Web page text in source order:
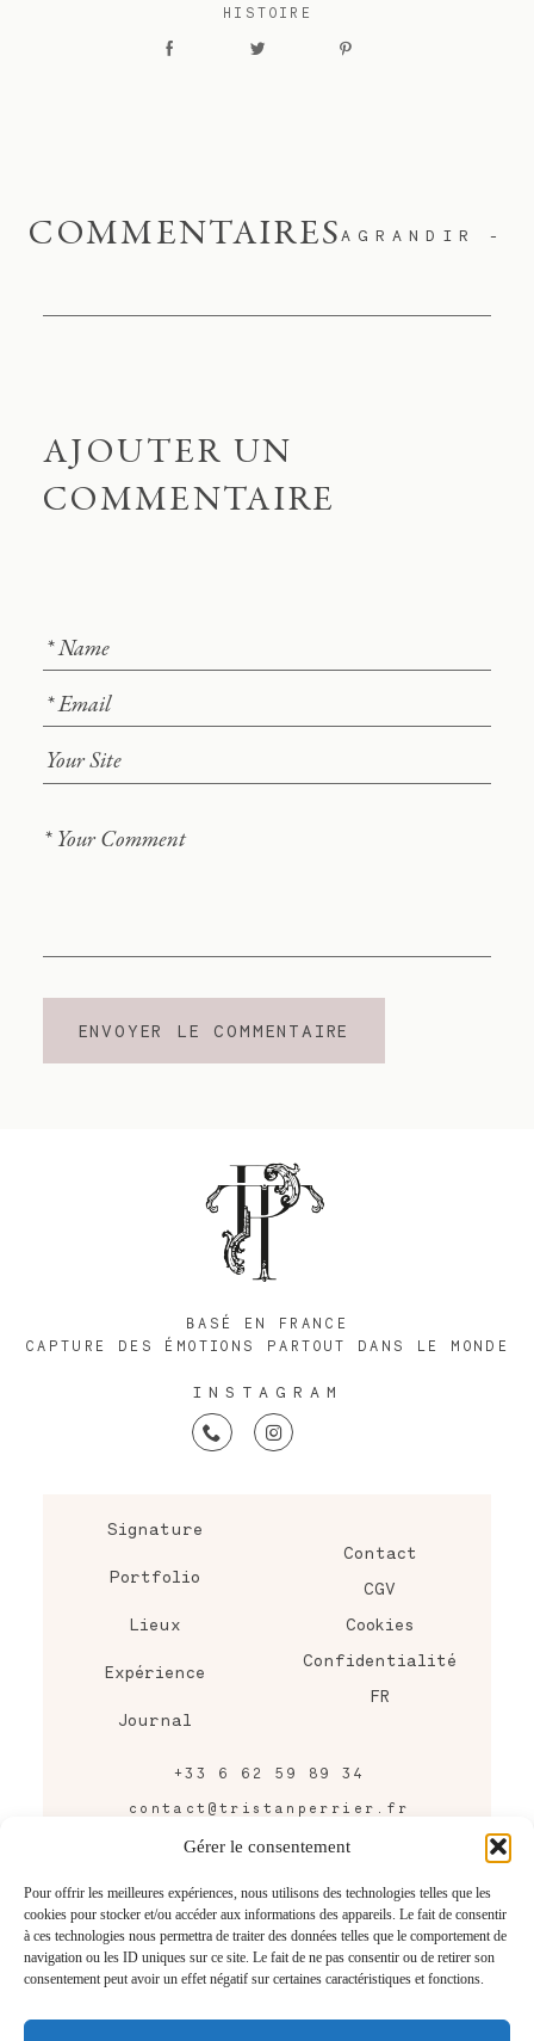
Gérer le consentement
Pour offrir les meilleures expériences, nous utilisons des technologies telles que les
cookies pour stocker et/ou accéder aux informations des appareils. Le fait de consentir
à ces technologies nous permettra de traiter des données telles que le comportement de
navigation ou les ID uniques sur ce site. Le fait de ne pas consentir ou de retirer son
consentement peut avoir un effet négatif sur certaines caractéristiques et fonctions.
HISTOIRE
COMMENTAIRESAGRANDIR -
AJOUTER UN
COMMENTAIRE
Signature
Portfolio
Lieux
Expérience
Journal
+33 6 62 59 89 34
Contact
CGV
Cookies
Confidentialité
FR
contact@tristanperrier.fr
43 rue Raymond Bordier,
BASÉ EN FRANCE
CAPTURE DES ÉMOTIONS PARTOUT DANS LE MONDE
INSTAGRAM
CONTACTEZ-MOI